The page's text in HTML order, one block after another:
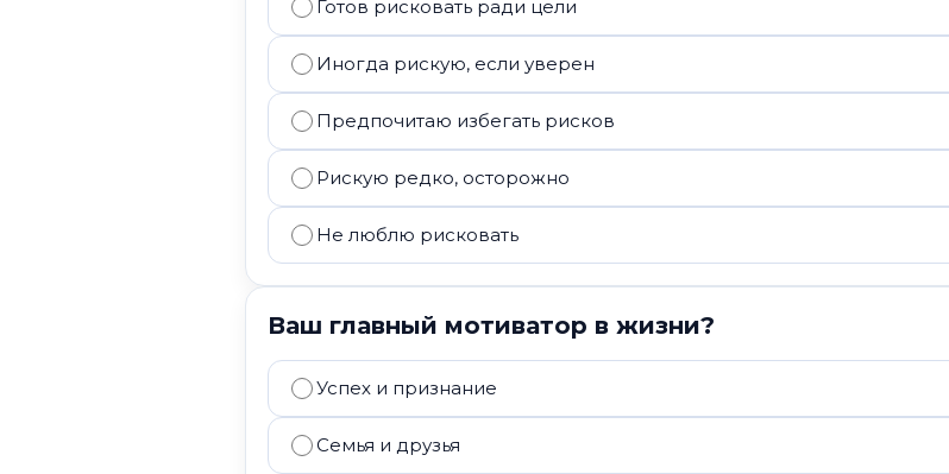
Готов рисковать ради цели
Иногда рискую, если уверен
Предпочитаю избегать рисков
Рискую редко, осторожно
Не люблю рисковать
Ваш главный мотиватор в жизни?
Успех и признание
Семья и друзья